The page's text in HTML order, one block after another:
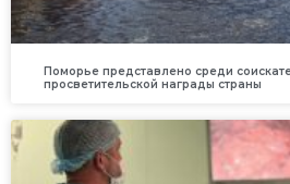
Поморье представлено среди
просветительской награды страны